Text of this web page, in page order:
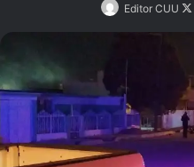
Editor CUU